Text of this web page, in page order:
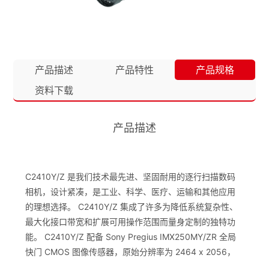
产品描述 产品特性
产品规格
资料下载
产品描述
C2410Y/Z 是我们技术最先进、坚固耐用的逐行扫描数码
相机，设计紧凑，是工业、科学、医疗、运输和其他应用
的理想选择。 C2410Y/Z 集成了许多为降低系统复杂性、
最大化接口带宽和扩展可用操作范围而量身定制的独特功
能。 C2410Y/Z 配备 Sony Pregius IMX250MY/ZR 全局
快门 CMOS 图像传感器，原始分辨率为 2464 x 2056，